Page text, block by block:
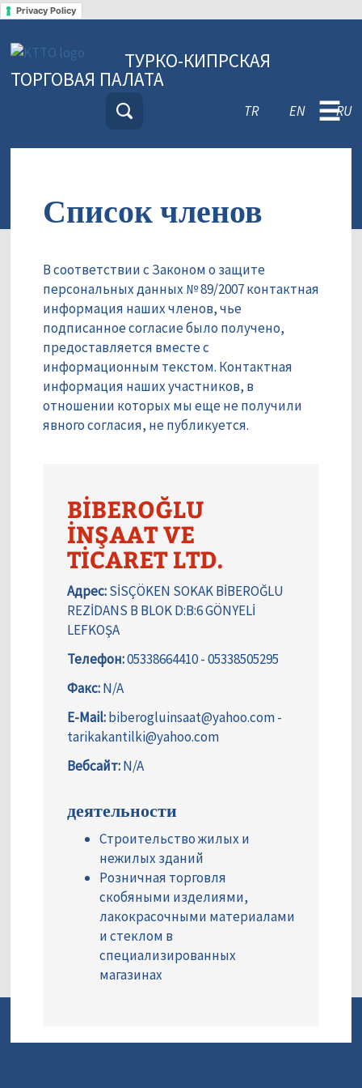
Privacy Policy
ТУРКО-КИПРСКАЯ
ТОРГОВАЯ ПАЛАТА
TR EN RU
☰
Список членов
В соответствии с Законом о защите
персональных данных № 89/2007 контактная
информация наших членов, чье
подписанное согласие было получено,
предоставляется вместе с
информационным текстом. Контактная
информация наших участников, в
отношении которых мы еще не получили
явного согласия, не публикуется.
BİBEROĞLU
İNŞAAT VE
TİCARET LTD.
Адрес:SİSÇÖKEN SOKAK BİBEROĞLU
REZİDANS B BLOK D:B:6 GÖNYELİ
LEFKOŞA
Телефон:05338664410 - 05338505295
Факс:N/A
E-Mail:biberogluinsaat@yahoo.com -
tarikakantilki@yahoo.com
Вебсайт:N/A
деятельности
Строительство жилых и
нежилых зданий
Розничная торговля
скобяными изделиями,
лакокрасочными материалами
и стеклом в
специализированных
магазинах